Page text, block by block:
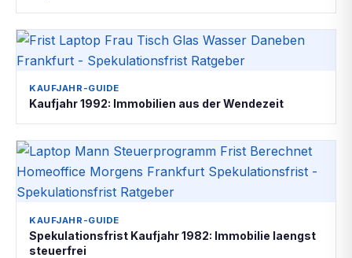
KAUFJAHR-GUIDE
Kaufjahr 1992: Immobilien aus der Wendezeit
KAUFJAHR-GUIDE
Spekulationsfrist Kaufjahr 1982: Immobilie laengst
steuerfrei